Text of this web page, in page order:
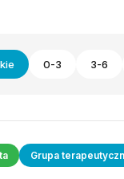
0-3 3-6
Grupa